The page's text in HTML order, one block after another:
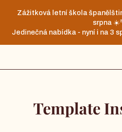
Zážitková letní škola
srpna
Jedinečná nabídka - nyní i na 3
Template